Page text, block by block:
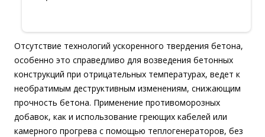
Отсутствие технологий ускоренного твердения бетона,
особенно это справедливо для возведения бетонных
конструкций при отрицательных температурах, ведет к
необратимым деструктивным изменениям, снижающим
прочность бетона. Применение противоморозных
добавок, как и использование греющих кабелей или
камерного прогрева с помощью теплогенераторов, без